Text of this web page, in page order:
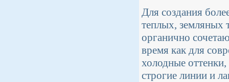
Для создания
теплых, земляных
органично
время как для
холодные
строгие линии и